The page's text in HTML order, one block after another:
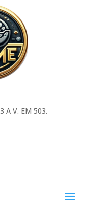
A V. EM 503.